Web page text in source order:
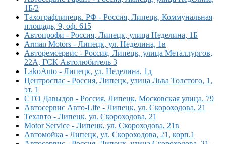
1Б/2
Тахографлипецк. РФ - Россия, Липецк, Коммунальная
площадь, 9, оф. 615
Автопрофи - Россия, Липецк, улица Неделина, 1Б
Arman Motors - Липецк, ул. Неделина, 1в
Авторемсервис - Россия, Липецк, улица Металлургов,
22А, ГСК Автолюбитель 3
LakoAuto - Липецк, ул. Неделина, 1д
Центроспас - Россия, Липецк, улица Льва Толстого, 1,
эт. 1
СТО Давыдов - Россия, Липецк, Московская улица, 79
Автосервис Авто-Life - Липецк, ул. Скороходова, 21
Техавто - Липецк, ул. Скороходова, 21
Motor Service - Липецк, ул. Скороходова, 21в
Автомойка - Липецк, ул. Скороходова, 21, корп.1